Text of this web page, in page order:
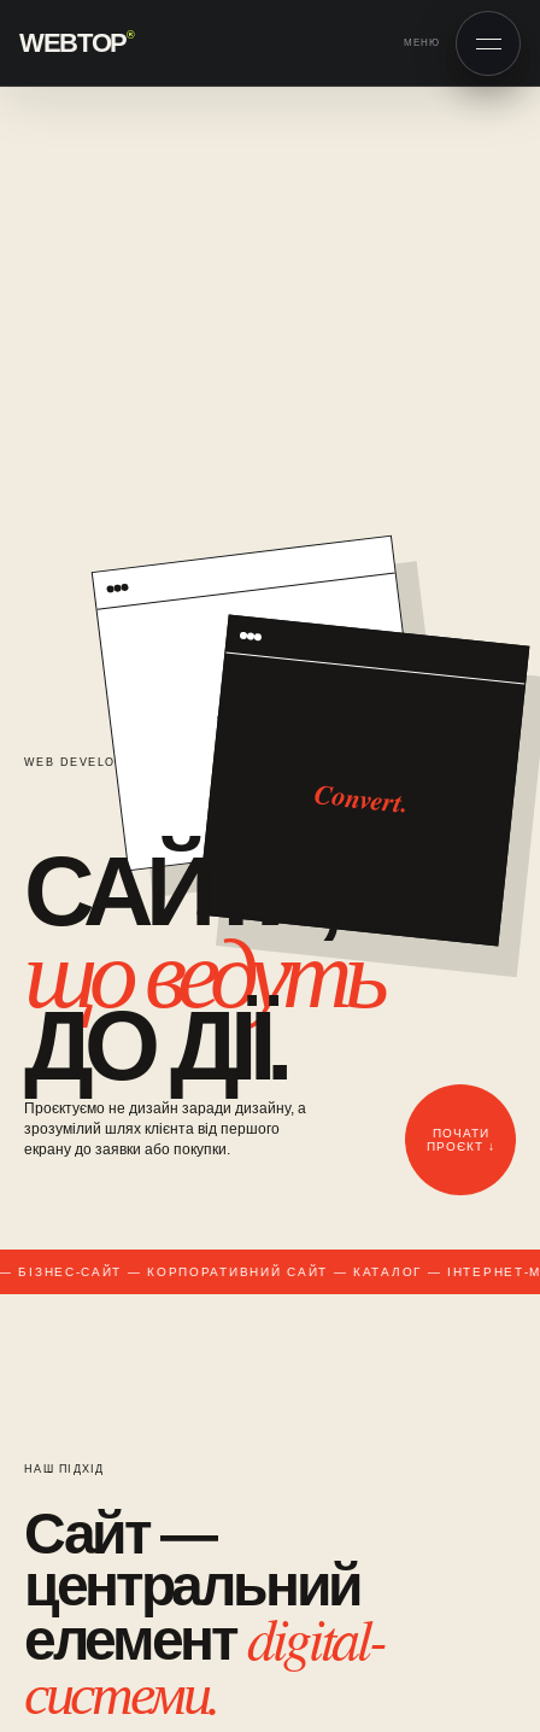
WEBTOP®
МЕНЮ
WEB DEVELOPMENT / 01
САЙТИ,
що ведуть
ДО ДІЇ.
TRUST
Convert.
Проєктуємо не дизайн заради дизайну, а
зрозумілий шлях клієнта від першого
екрану до заявки або покупки.
ПОЧАТИ
ПРОЄКТ ↓
БІЗНЕС-САЙТ — КОРПОРАТИВНИЙ САЙТ — КАТАЛОГ — ІНТЕРНЕТ-
НАШ ПІДХІД
Сайт —
центральний
елементdigital-
системи.